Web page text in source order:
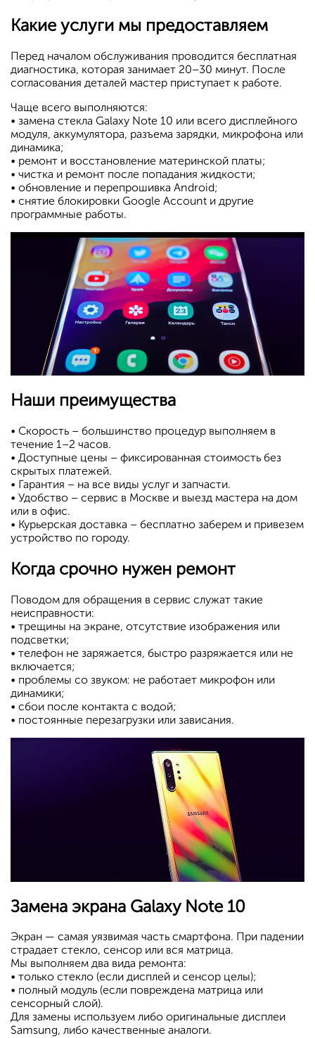
Какие услуги мы предоставляем
Перед началом обслуживания проводится бесплатная
диагностика, которая занимает 20–30 минут. После
согласования деталей мастер приступает к работе.
Чаще всего выполняются:
• замена стекла Galaxy Note 10 или всего дисплейного
модуля, аккумулятора, разъема зарядки, микрофона или
динамика;
• ремонт и восстановление материнской платы;
• чистка и ремонт после попадания жидкости;
• обновление и перепрошивка Android;
• снятие блокировки Google Account и другие
программные работы.
Наши преимущества
• Скорость – большинство процедур выполняем в
течение 1–2 часов.
• Доступные цены – фиксированная стоимость без
скрытых платежей.
• Гарантия – на все виды услуг и запчасти.
• Удобство – сервис в Москве и выезд мастера на дом
или в офис.
• Курьерская доставка – бесплатно заберем и привезем
устройство по городу.
Когда срочно нужен ремонт
Поводом для обращения в сервис служат такие
неисправности:
• трещины на экране, отсутствие изображения или
подсветки;
• телефон не заряжается, быстро разряжается или не
включается;
• проблемы со звуком: не работает микрофон или
динамики;
• сбои после контакта с водой;
• постоянные перезагрузки или зависания.
Замена экрана Galaxy Note 10
Экран — самая уязвимая часть смартфона. При падении
страдает стекло, сенсор или вся матрица.
Мы выполняем два вида ремонта:
• только стекло (если дисплей и сенсор целы);
• полный модуль (если повреждена матрица или
сенсорный слой).
Для замены используем либо оригинальные дисплеи
Samsung, либо качественные аналоги.